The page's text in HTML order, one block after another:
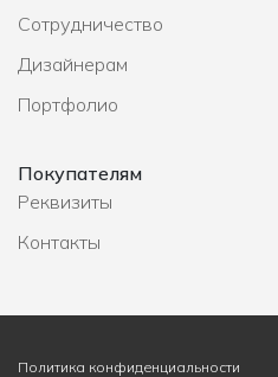
Сотрудничество
Дизайнерам
Портфолио
Покупателям
Реквизиты
Контакты
Политика конфиденциальности